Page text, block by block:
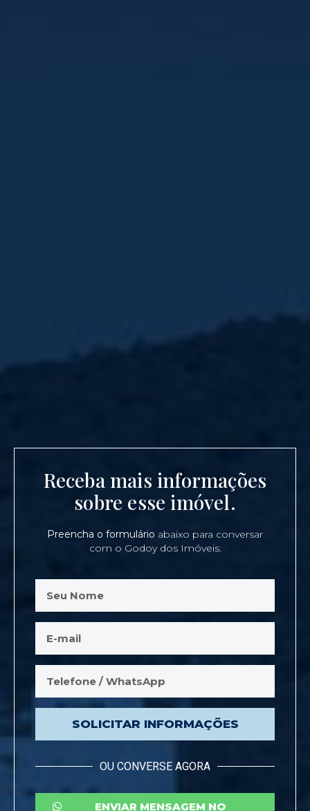
Receba mais informações
sobre esse imóvel.
Preencha o formulário abaixo para conversar
com o Godoy dos Imóveis.
SOLICITAR INFORMAÇÕES
OU CONVERSE AGORA
ENVIAR MENSAGEM NO